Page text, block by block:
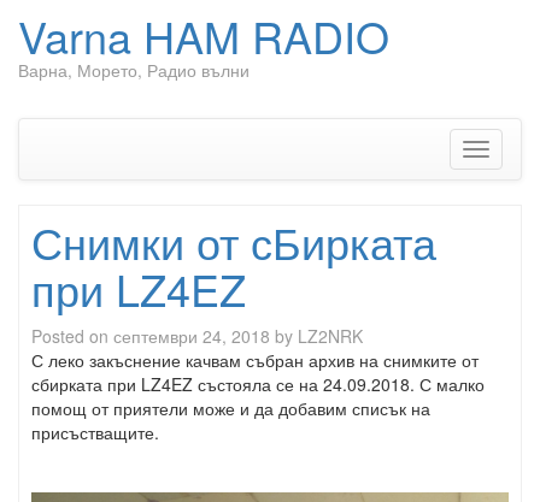
Varna HAM RADIO
Варна, Морето, Радио вълни
Toggle
Снимки от сБирката
при LZ4EZ
Posted on септември 24, 2018 by LZ2NRK
С леко закъснение качвам събран архив на снимките от
сбирката при LZ4EZ състояла се на 24.09.2018. С малко
помощ от приятели може и да добавим списък на
присъстващите.